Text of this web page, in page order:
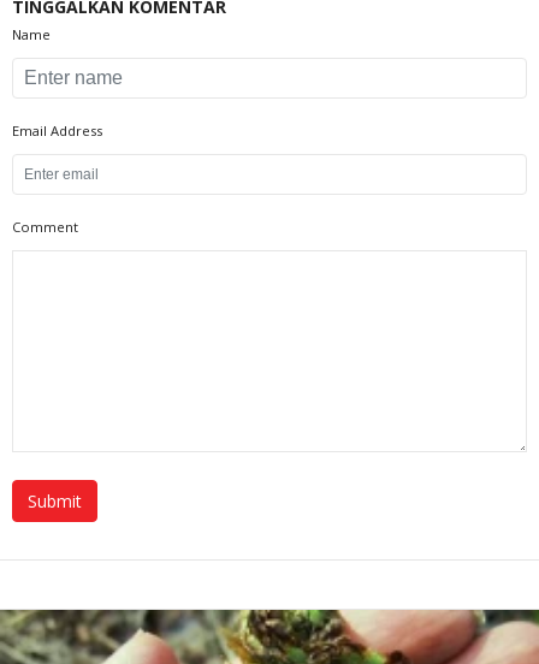
TINGGALKAN KOMENTAR
Name
Email Address
Comment